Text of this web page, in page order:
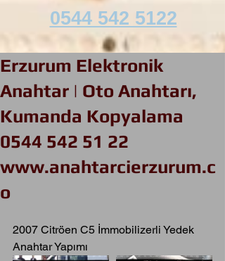
0544 542 5122
Erzurum Elektronik
Anahtar | Oto Anahtarı,
Kumanda Kopyalama
0544 542 51 22
www.anahtarcierzurum.c
o
2007 Citröen C5 İmmobilizerli Yedek
Anahtar Yapımı